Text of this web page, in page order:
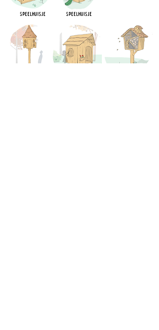
Speelhuisje
Speelhuisje